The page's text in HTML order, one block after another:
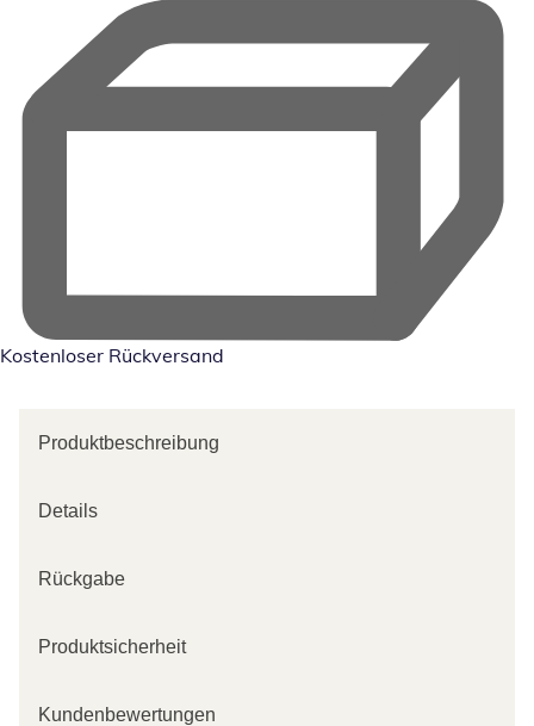
Kostenloser Rückversand
Produktbeschreibung
Details
Rückgabe
Produktsicherheit
Kundenbewertungen